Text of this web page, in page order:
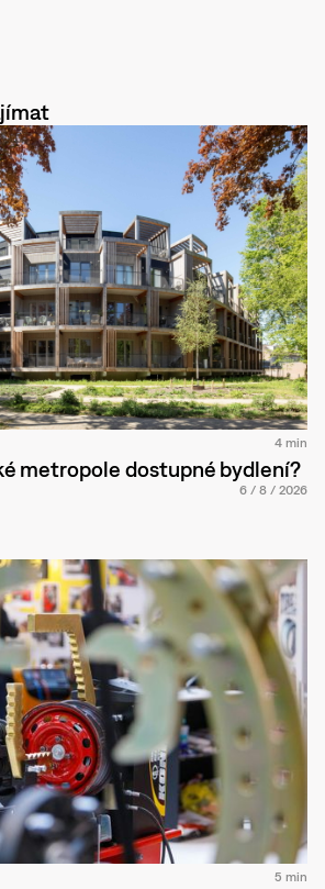
4 min
metropole dostupné bydlení?
6 / 8 / 2026
5 min